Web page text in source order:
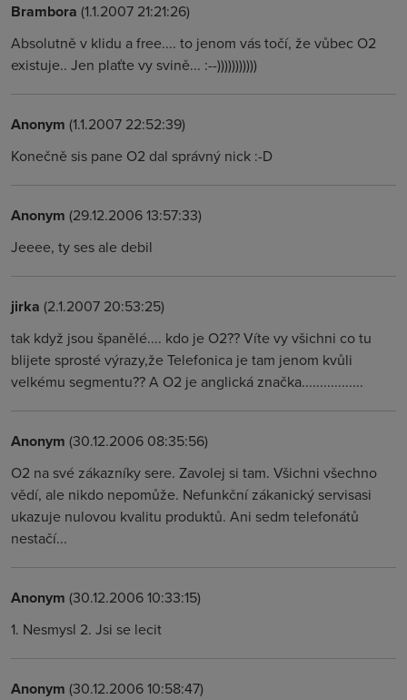
Brambora (1.1.2007 21:21:26)
Absolutně v klidu a free.... to jenom vás točí, že vůbec O2
existuje.. Jen plaťte vy svině... :--)))))))))))
Anonym (1.1.2007 22:52:39)
Konečně sis pane O2 dal správný nick :-D
Anonym (29.12.2006 13:57:33)
Jeeee, ty ses ale debil
jirka (2.1.2007 20:53:25)
tak když jsou španělé.... kdo je O2?? Víte vy všichni co tu
blijete sprosté výrazy,že Telefonica je tam jenom kvůli
velkému segmentu?? A O2 je anglická značka.................
Anonym (30.12.2006 08:35:56)
O2 na své zákazníky sere. Zavolej si tam. Všichni všechno
vědí, ale nikdo nepomůže. Nefunkční zákanický servisasi
ukazuje nulovou kvalitu produktů. Ani sedm telefonátů
nestačí...
Anonym (30.12.2006 10:33:15)
1. Nesmysl 2. Jsi se lecit
Anonym (30.12.2006 10:58:47)